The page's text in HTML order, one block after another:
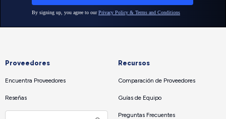
Proveedores
Encuentra Proveedores
Reseñas
Recursos
Comparación de Proveedores
Guías de Equipo
Preguntas Frecuentes